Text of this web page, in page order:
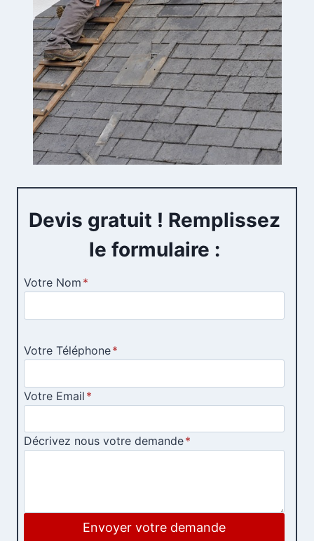
Devis gratuit ! Remplissez
le formulaire :
Votre Nom *
Votre Téléphone*
Votre Email *
Décrivez nous votre demande*
Envoyer votre demande